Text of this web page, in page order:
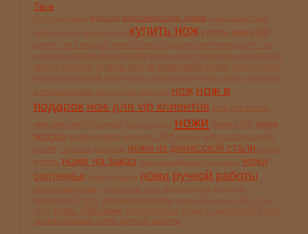
Теги
ворсма ворсменские ножи
купить нож купить нож s390
купить нож из дамасской стали
купить охотничий нож
кухонные ножи нож нож в
подарок нож для vip клиентов нож для охоты
ножи
ножи
ворсма
ножи дамаск
ножи из булатной
стали
ножи из дамасской стали
ножи
купить
ножи на заказ
ножи
охотничьи
ножи ручной работы
охотничьи ножи
складники жбанов
сталь s390 ножи
эксклюзивные ножи ручной работы